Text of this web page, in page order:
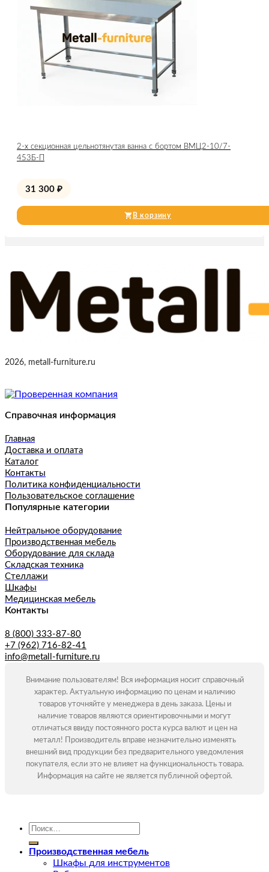
2-х секционная цельнотянутая ванна с бортом ВМЦ2-10/7-
453Б-П
31 300 ₽
В корзину
2026, metall-furniture.ru
Справочная информация
Главная
Доставка и оплата
Каталог
Контакты
Политика конфиденциальности
Пользовательское соглашение
Популярные категории
Нейтральное оборудование
Производственная мебель
Оборудование для склада
Складская техника
Стеллажи
Шкафы
Медицинская мебель
Контакты
8 (800) 333-87-80
+7 (962) 716-82-41
info@metall-furniture.ru
Внимание пользователям! Вся информация носит справочный
характер. Актуальную информацию по ценам и наличию
товаров уточняйте у менеджера в день заказа. Цены и
наличие товаров являются ориентировочными и могут
отличаться ввиду постоянного роста курса валют и цен на
металл! Производитель вправе незначительно изменять
внешний вид продукции без предварительного уведомления
покупателя, если это не влияет на функциональность товара.
Информация на сайте не является публичной офертой.
Искать:
Производственная мебель
Шкафы для инструментов